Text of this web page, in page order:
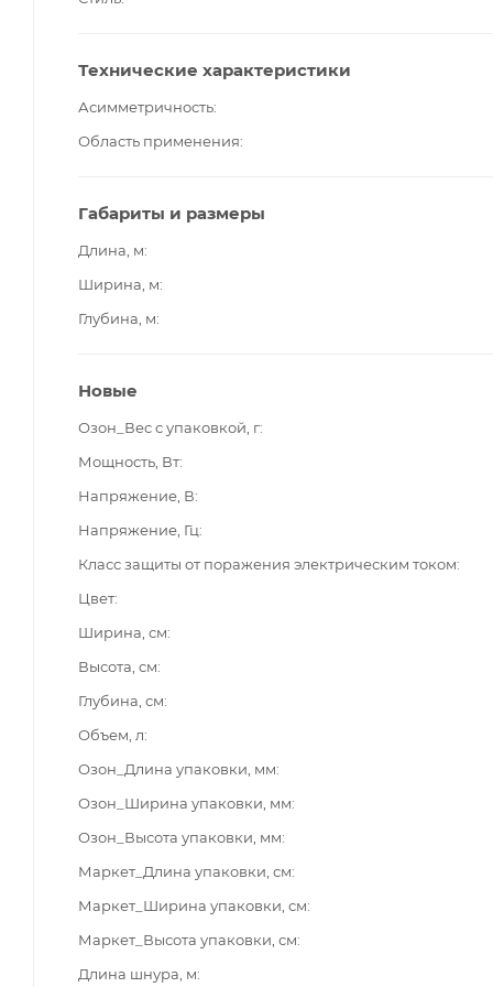
Технические характеристики
Асимметричность
Область применения
Габариты и размеры
Длина, м
Ширина, м
Глубина, м
Новые
Озон_Вес с упаковкой, г
Мощность, Вт
Напряжение, В
Напряжение, Гц
Класс защиты от поражения электрическим током
Цвет
Ширина, см
Высота, см
Глубина, см
Объем, л
Озон_Длина упаковки, мм
Озон_Ширина упаковки, мм
Озон_Высота упаковки, мм
Маркет_Длина упаковки, см
Маркет_Ширина упаковки, см
Маркет_Высота упаковки, см
Длина шнура, м